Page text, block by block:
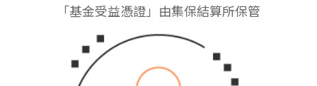
「基金受益憑證」由集保結算所保管